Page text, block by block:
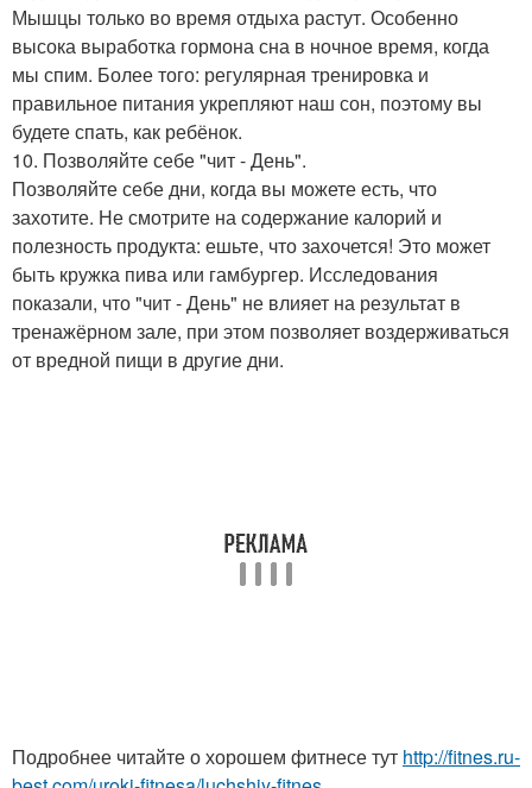
Мышцы только во время отдыха растут. Особенно
высока выработка гормона сна в ночное время, когда
мы спим. Более того: регулярная тренировка и
правильное питания укрепляют наш сон, поэтому вы
будете спать, как ребёнок.
10. Позволяйте себе "чит - День".
Позволяйте себе дни, когда вы можете есть, что
захотите. Не смотрите на содержание калорий и
полезность продукта: ешьте, что захочется! Это может
быть кружка пива или гамбургер. Исследования
показали, что "чит - День" не влияет на результат в
тренажёрном зале, при этом позволяет воздерживаться
от вредной пищи в другие дни.
Подробнее читайте о хорошем фитнесе тут http://fitnes.ru-